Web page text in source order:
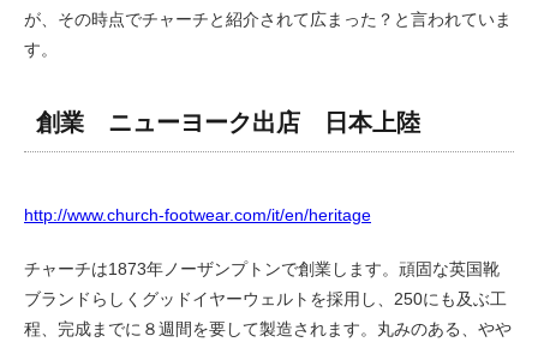
が、その時点でチャーチと紹介されて広まった？と言われていま
す。
創業 ニューヨーク出店 日本上陸
http://www.church-footwear.com/it/en/heritage
チャーチは1873年ノーザンプトンで創業します。頑固な英国靴
ブランドらしくグッドイヤーウェルトを採用し、250にも及ぶ工
程、完成までに８週間を要して製造されます。丸みのある、やや